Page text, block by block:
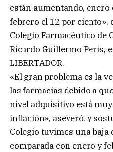
están aumentando,
febrero el 12 por ciento»,
Colegio Farmacéutico de
Ricardo Guillermo Peris,
LIBERTADOR.
«El gran problema es la
las farmacias debido a
nivel adquisitivo está
inflación», aseveró, y
Colegio tuvimos una baja
comparada con enero y